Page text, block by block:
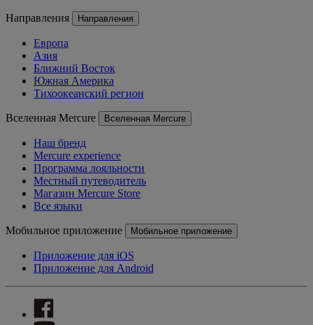
Направления Направления
Европа
Азия
Ближний Восток
Южная Америка
Тихоокеанский регион
Вселенная Mercure Вселенная Mercure
Наш бренд
Mercure experience
Программа лояльности
Местный путеводитель
Магазин Mercure Store
Все языки
Мобильное приложение Мобильное приложение
Приложение для iOS
Приложение для Android